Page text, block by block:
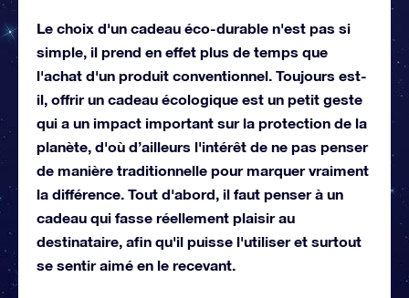
Le choix d'un cadeau éco-durable n'est pas si
simple, il prend en effet plus de temps que
l'achat d'un produit conventionnel. Toujours est-
il, offrir un cadeau écologique est un petit geste
qui a un impact important sur la protection de la
planète, d'où d’ailleurs l'intérêt de ne pas penser
de manière traditionnelle pour marquer vraiment
la différence. Tout d'abord, il faut penser à un
cadeau qui fasse réellement plaisir au
destinataire, afin qu'il puisse l'utiliser et surtout
se sentir aimé en le recevant.